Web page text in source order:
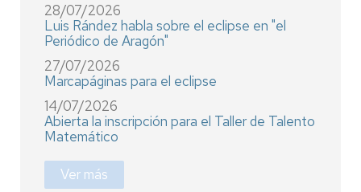
28/07/2026
Luis Rández habla sobre el eclipse en "el
Periódico de Aragón"
27/07/2026
Marcapáginas para el eclipse
14/07/2026
Abierta la inscripción para el Taller de Talento
Matemático
Ver más